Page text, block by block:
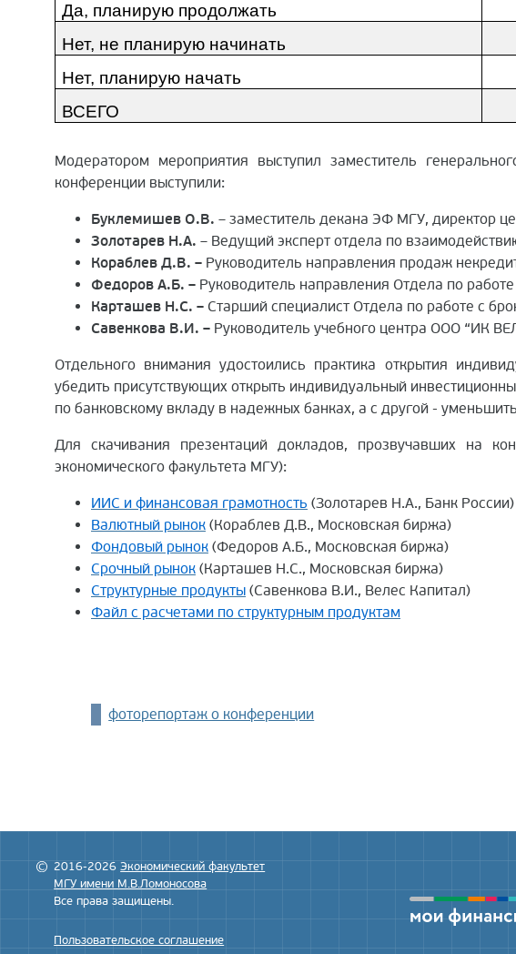
Да, планирую продолжать
Нет, не планирую начинать
Нет, планирую начать
ВСЕГО
Модератором мероприятия выступил заместитель
конференции выступили:
Буклемишев О.В. – заместитель декана ЭФ МГУ, директор
Золотарев Н.А. – Ведущий эксперт отдела по
Кораблев Д.В. – Руководитель направления продаж
Федоров А.Б. – Руководитель направления Отдела по
Карташев Н.С. – Старший специалист Отдела по работе с
Савенкова В.И. – Руководитель учебного центра ООО “ИК
Отдельного внимания удостоились практика открытия
убедить присутствующих открыть индивидуальный
по банковскому вкладу в надежных банках, а с другой -
Для скачивания презентаций докладов, прозвучавших на
экономического факультета МГУ):
ИИС и финансовая грамотность (Золотарев Н.А., Банк России)
Валютный рынок (Кораблев Д.В., Московская биржа)
Фондовый рынок (Федоров А.Б., Московская биржа)
Срочный рынок (Карташев Н.С., Московская биржа)
Структурные продукты (Савенкова В.И., Велес Капитал)
Файл с расчетами по структурным продуктам
фоторепортаж о конференции
2016-2026Экономический факультет
МГУ имени М.В.Ломоносова
Все права защищены.
Пользовательское соглашение